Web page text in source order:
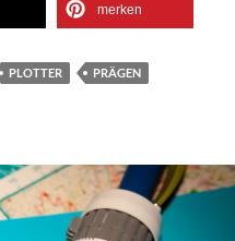
merken
PLOTTER
PRÄGEN